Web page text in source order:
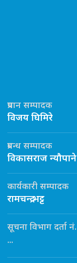
प्रधान सम्पादक
विजय घिमिरे
प्रबन्ध सम्पादक
विकासराज न्यौपाने
कार्यकारी सम्पादक
रामचन्द्र भट्ट
सूचना विभाग दर्ता नं.
...